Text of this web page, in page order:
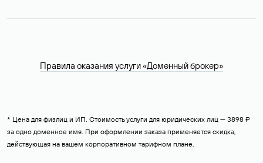
Правила оказания услуги «Доменный брокер»
* Цена для физлиц и ИП. Стоимость услуги для юридических лиц — 3898 ₽
за одно доменное имя. При оформлении заказа применяется скидка,
действующая на вашем корпоративном тарифном плане.